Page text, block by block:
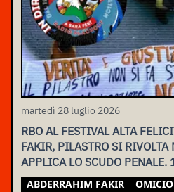
martedì 28 luglio 2026
RBO AL FESTIVAL ALTA
FAKIR, PILASTRO SI RIVOLTA
APPLICA LO SCUDO PENALE.
ASSEMBLEA NAZIONALE
ABDERRAHIM FAKIR